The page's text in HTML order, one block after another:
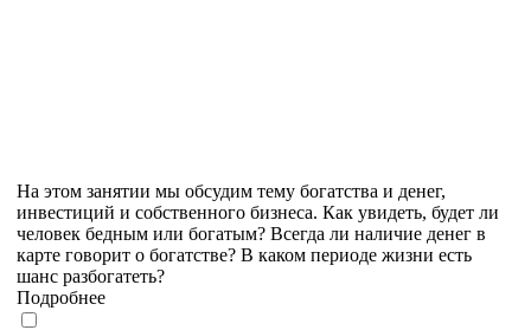
На этом занятии мы обсудим тему богатства и денег,
инвестиций и собственного бизнеса. Как увидеть, будет ли
человек бедным или богатым? Всегда ли наличие денег в
карте говорит о богатстве? В каком периоде жизни есть
шанс разбогатеть?
Подробнее